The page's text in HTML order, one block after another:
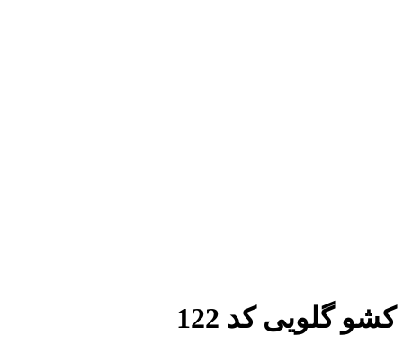
کشو گلویی کد 122